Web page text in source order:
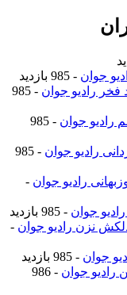
جوان - 985 بازدید
فخر رادیو جوان
- 985
رادیو جوان
- 985
رادیو جوان
- 985
رادیو جوان -
جوان - 985 بازدید
دلکش نزن رادیو جوان -
جوان - 985 بازدید
رادیو جوان
- 986